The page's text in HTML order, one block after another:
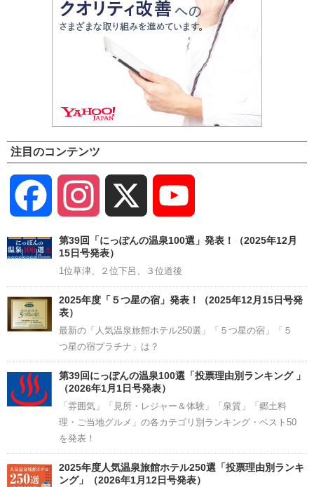
注目のコンテンツ
Facebook Instagram
Channel
第39回「にっぽんの温泉100選」発表！（2025年12月
15日号発表）
1位草津、２位下呂、３位道後
2025年度「５つ星の宿」発表！（2025年12月15日号発
表）
最新の「人気温泉旅館ホテル250選」「５つ星の宿」「５
つ星の宿プラチナ」は？
第39回にっぽんの温泉100選「投票理由別ランキング 」
（2026年1月1日号発表）
「雰囲気」「見所・レジャー＆体験」「泉質」「郷土料
理・ご当地グルメ」の各カテゴリ別ランキング・ベスト50
を発表！
2025年度人気温泉旅館ホテル250選「投票理由別ランキ
ング」（2026年1月12日号発表）